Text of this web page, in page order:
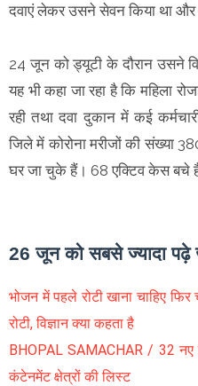
दवाएं लेकर उसने सेवन किया था और
24 जून को ड्यूटी के दौरान उसने
यह भी कहा जा रहा है कि महिला
रही तथा दवा दुकान में कई
जिले में कोरोना मरीजों की संख्या
घर जा चुके हैं। 68 एक्टिव केस बचे
26 जून को सबसे ज्यादा पढ़े
भोजन में पहले रोटी खाना चाहिए
रोटी, विज्ञान क्या कहता है
BHOPAL SAMACHAR / 32 नए
कंटेनमेंट क्षेत्रों की लिस्ट